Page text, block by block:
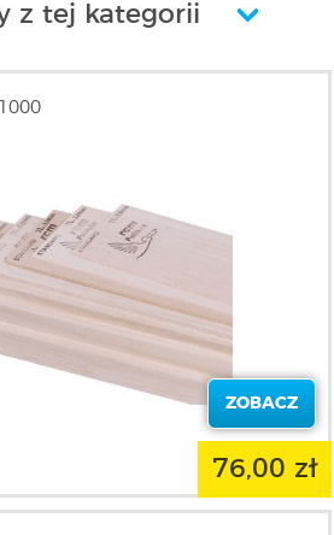
z tej kategorii
ZOBACZ
76,00 zł